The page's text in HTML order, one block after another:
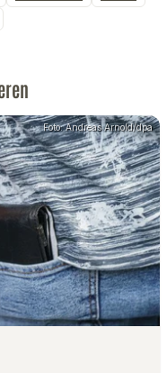
Foto: Andreas Arnold/dpa